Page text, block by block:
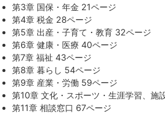
第3章 国保・年金 21ページ
第4章 税金 28ページ
第5章 出産・子育て・教育 32ページ
第6章 健康・医療 40ページ
第7章 福祉 43ページ
第8章 暮らし 54ページ
第9章 産業・労働 59ページ
第10章 文化・スポーツ・生涯学習、施
第11章 相談窓口 67ページ